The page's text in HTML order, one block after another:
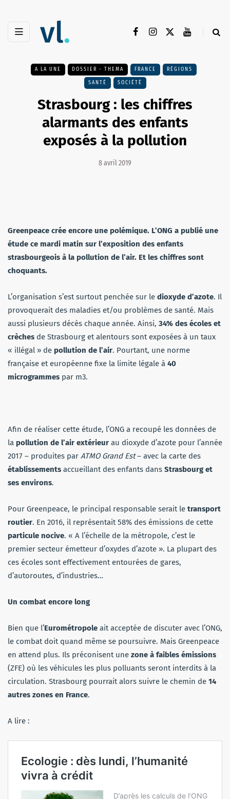
A LA UNE DOSSIER - THEMA FRANCE RÉGIONS
SANTÉ SOCIÉTÉ
Strasbourg : les chiffres
alarmants des enfants
exposés à la pollution
8 avril 2019
Greenpeace crée encore une polémique. L’ONG a publié une
étude ce mardi matin sur l’exposition des enfants
strasbourgeois à la pollution de l’air. Et les chiffres sont
choquants.
L’organisation s’est surtout penchée sur le dioxyde d’azote. Il
provoquerait des maladies et/ou problèmes de santé. Mais
aussi plusieurs décès chaque année. Ainsi, 34% des écoles et
crèches de Strasbourg et alentours sont exposées à un taux
« illégal » de pollution de l’air. Pourtant, une norme
française et européenne fixe la limite légale à 40
microgrammes par m3.
Afin de réaliser cette étude, l’ONG a recoupé les données de
la pollution de l’air extérieur au dioxyde d’azote pour l’année
2017 – produites par ATMO Grand Est– avec la carte des
établissements accueillant des enfants dans Strasbourg et
ses environs.
Pour Greenpeace, le principal responsable serait le transport
routier. En 2016, il représentait 58% des émissions de cette
particule nocive. « A l’échelle de la métropole, c’est le
premier secteur émetteur d’oxydes d’azote ». La plupart des
ces écoles sont effectivement entourées de gares,
d’autoroutes, d’industries…
Un combat encore long
Bien que l’Eurométropole ait acceptée de discuter avec l’ONG,
le combat doit quand même se poursuivre. Mais Greenpeace
en attend plus. Ils préconisent une zone à faibles émissions
(ZFE) où les véhicules les plus polluants seront interdits à la
circulation. Strasbourg pourrait alors suivre le chemin de 14
autres zones en France.
A lire :